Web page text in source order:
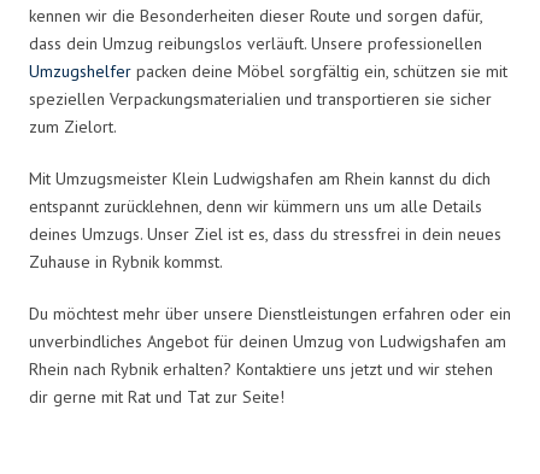
kennen wir die Besonderheiten dieser Route und sorgen dafür,
dass dein Umzug reibungslos verläuft. Unsere professionellen
Umzugshelfer packen deine Möbel sorgfältig ein, schützen sie mit
speziellen Verpackungsmaterialien und transportieren sie sicher
zum Zielort.
Mit Umzugsmeister Klein Ludwigshafen am Rhein kannst du dich
entspannt zurücklehnen, denn wir kümmern uns um alle Details
deines Umzugs. Unser Ziel ist es, dass du stressfrei in dein neues
Zuhause in Rybnik kommst.
Du möchtest mehr über unsere Dienstleistungen erfahren oder ein
unverbindliches Angebot für deinen Umzug von Ludwigshafen am
Rhein nach Rybnik erhalten? Kontaktiere uns jetzt und wir stehen
dir gerne mit Rat und Tat zur Seite!